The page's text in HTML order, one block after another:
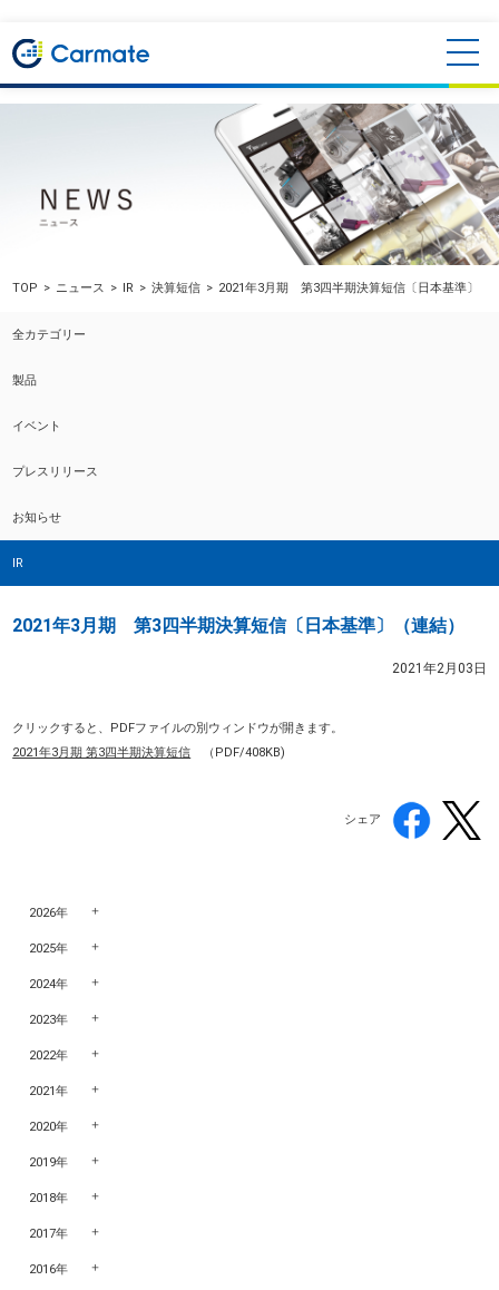
TOP ニュース IR 決算短信 2021年3月期 第3四半期決算短信〔日本基準〕（
全カテゴリー
製品
イベント
プレスリリース
お知らせ
IR
2021年3月期 第3四半期決算短信〔日本基準〕（連結）
2021年2月03日
クリックすると、PDFファイルの別ウィンドウが開きます。
2021年3月期 第3四半期決算短信 （PDF/408KB)
シェア
2026年
2025年
2024年
2023年
2022年
2021年
2020年
2019年
2018年
2017年
2016年